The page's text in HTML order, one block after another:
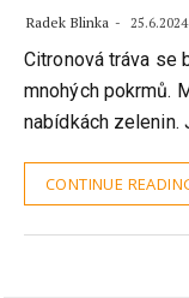
Radek Blinka 25.6.2024
Citronová tráva se
mnohých pokrmů.
nabídkách zelenin.
CONTINUE